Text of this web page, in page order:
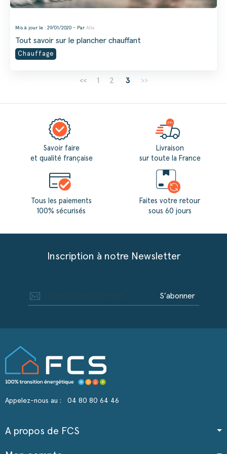
Mis à jour le : 29/01/2020 - Par Alix
Tout savoir sur le plancher chauffant
Chauffage
<< 1 2 3 >>
Savoir faire
et qualité française
Tous les paiements
100% sécurisés
Livraison
sur toute la France
Faites votre retour
sous 60 jours
Inscription à notre Newsletter
S’abonner
Appelez-nous au : 04 80 80 64 46
A propos de FCS